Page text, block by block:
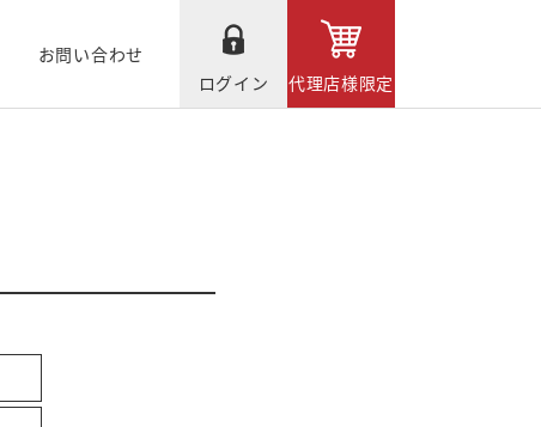
お問い合わせ
ログイン
代理店様限定